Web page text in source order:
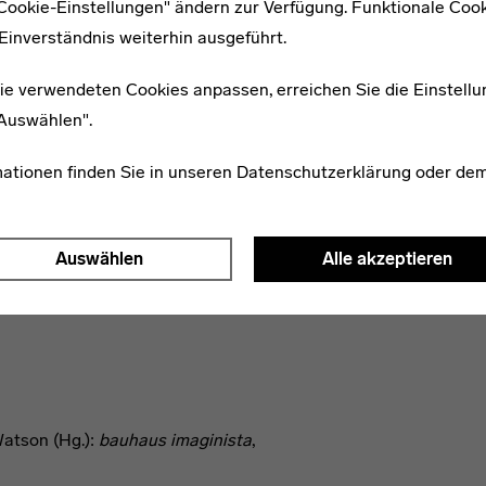
Einstellungen" ändern zur Verfügung. Funktionale
weiterhin ausgeführt.
verwendeten Cookies anpassen, erreichen Sie die
finden Sie in unseren Datenschutzerklärung oder
Auswählen Alle akzeptieren
in die Zweidimensionalität[10]
des Reproduzierens die Muster der
diese sogenannten Ornamente in ihren
waren und sind. In den 1930er-
„Diese Isolierung des
nur ästhetischen Standpunkt,
und Stile gemindert wurde.“
Betrachtung dieser Gegenstände.
(Hg.): bauhaus imaginista,